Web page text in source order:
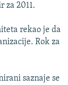
za 2011.
rekao je da
Rok za
saznaje se